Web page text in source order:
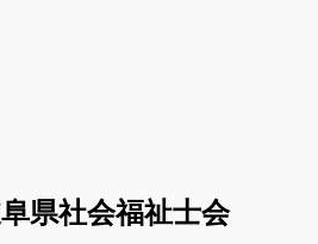
県社会福祉士会